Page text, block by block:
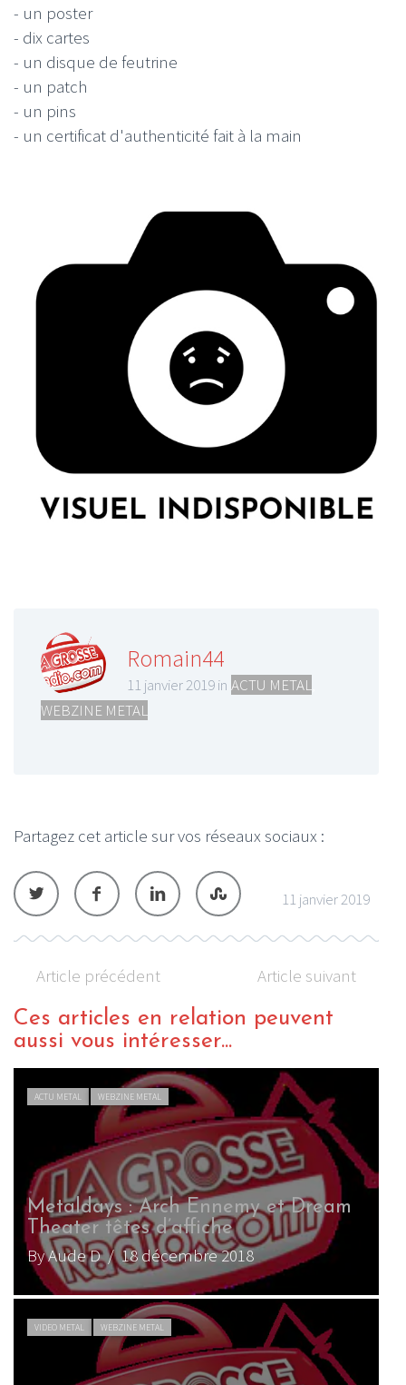
- un poster
- dix cartes
- un disque de feutrine
- un patch
- un pins
- un certificat d'authenticité fait à la main
Romain44
11 janvier 2019 in ACTU METAL
WEBZINE METAL
Partagez cet article sur vos réseaux sociaux :
11 janvier 2019
Article précédent Article suivant
Ces articles en relation peuvent
aussi vous intéresser...
ACTU METAL WEBZINE METAL
Metaldays : Arch Ennemy et Dream
Theater têtes d’affiche
By Aude D/ 18 décembre 2018
VIDEO METAL WEBZINE METAL